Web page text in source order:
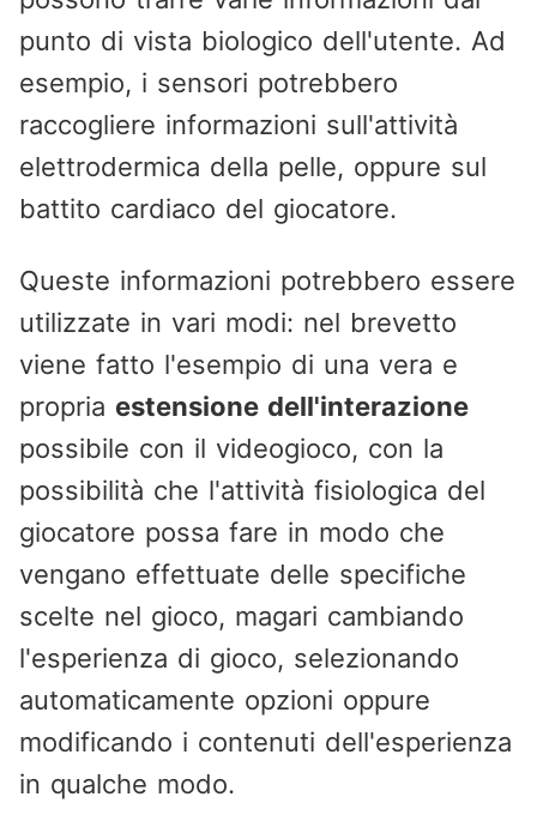
punto di vista biologico dell'utente. Ad
esempio, i sensori potrebbero
raccogliere informazioni sull'attività
elettrodermica della pelle, oppure sul
battito cardiaco del giocatore.
Queste informazioni potrebbero essere
utilizzate in vari modi: nel brevetto
viene fatto l'esempio di una vera e
propria estensione dell'interazione
possibile con il videogioco, con la
possibilità che l'attività fisiologica del
giocatore possa fare in modo che
vengano effettuate delle specifiche
scelte nel gioco, magari cambiando
l'esperienza di gioco, selezionando
automaticamente opzioni oppure
modificando i contenuti dell'esperienza
in qualche modo.